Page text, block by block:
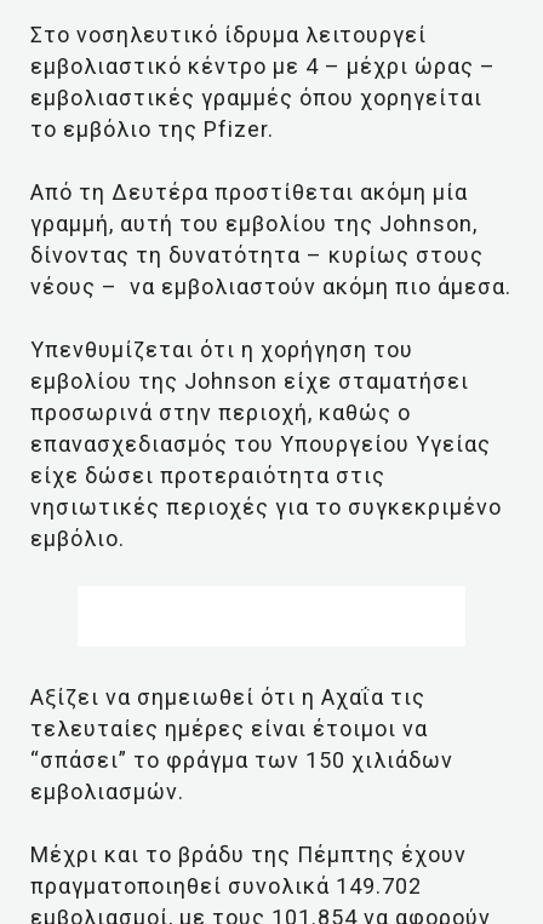
Στο νοσηλευτικό ίδρυμα λειτουργεί
εμβολιαστικό κέντρο με 4 – μέχρι ώρας –
εμβολιαστικές γραμμές όπου χορηγείται
το εμβόλιο της Pfizer.
Από τη Δευτέρα προστίθεται ακόμη μία
γραμμή, αυτή του εμβολίου της Johnson,
δίνοντας τη δυνατότητα – κυρίως στους
νέους – να εμβολιαστούν ακόμη πιο άμεσα.
Υπενθυμίζεται ότι η χορήγηση του
εμβολίου της Johnson είχε σταματήσει
προσωρινά στην περιοχή, καθώς ο
επανασχεδιασμός του Υπουργείου Υγείας
είχε δώσει προτεραιότητα στις
νησιωτικές περιοχές για το συγκεκριμένο
εμβόλιο.
Αξίζει να σημειωθεί ότι η Αχαΐα τις
τελευταίες ημέρες είναι έτοιμοι να
“σπάσει” το φράγμα των 150 χιλιάδων
εμβολιασμών.
Μέχρι και το βράδυ της Πέμπτης έχουν
πραγματοποιηθεί συνολικά 149.702
εμβολιασμοί, με τους 101.854 να αφορούν